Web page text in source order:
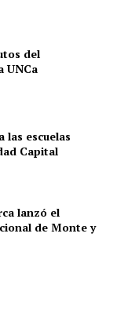
del
UNCa
las escuelas
Capital
lanzó el
de Monte y